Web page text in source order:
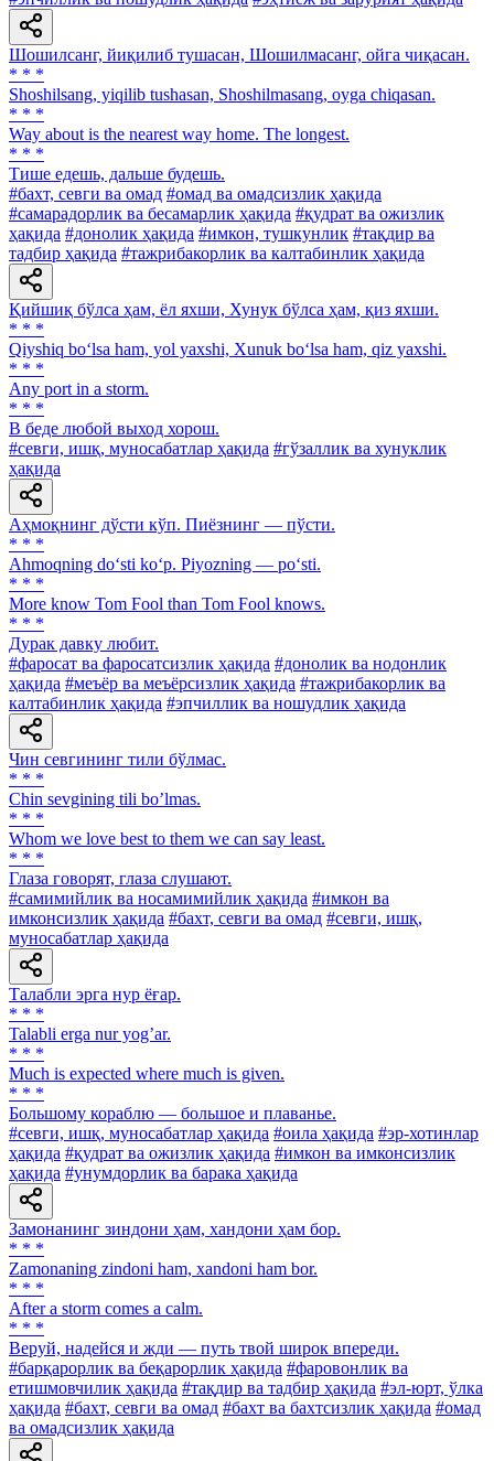
Шошилсанг, йиқилиб тушасан, Шошилмасанг, ойга чиқасан.
* * *
Shoshilsang, yiqilib tushasan, Shoshilmasang, oyga chiqasan.
* * *
Way about is the nearest way home. The longest.
* * *
Тише едешь, дальше будешь.
#бахт, севги ва омад #омад ва омадсизлик ҳақида
#самарадорлик ва бесамарлик ҳақида #қудрат ва ожизлик
ҳақида #донолик ҳақида #имкон, тушкунлик #тақдир ва
тадбир ҳақида #тажрибакорлик ва калтабинлик ҳақида
Қийшиқ бўлса ҳам, ёл яхши, Хунук бўлса ҳам, қиз яхши.
* * *
Qiyshiq bo‘lsa ham, yol yaxshi, Xunuk bo‘lsa ham, qiz yaxshi.
* * *
Any port in a storm.
* * *
В беде любой выход хорош.
#севги, ишқ, муносабатлар ҳақида #гўзаллик ва хунуклик
ҳақида
Аҳмоқнинг дўсти кўп. Пиёзнинг — пўсти.
* * *
Ahmoqning do‘sti ko‘p. Piyozning — po‘sti.
* * *
More know Tom Fool than Тоm Fool knows.
* * *
Дурак давку любит.
#фаросат ва фаросатсизлик ҳақида #донолик ва нодонлик
ҳақида #меъёр ва меъёрсизлик ҳақида #тажрибакорлик ва
калтабинлик ҳақида #эпчиллик ва ношудлик ҳақида
Чин севгининг тили бўлмас.
* * *
Chin sevgining tili boʼlmas.
* * *
Whom we love best to them we can say least.
* * *
Глаза говорят, глаза слушают.
#самимийлик ва носамимийлик ҳақида #имкон ва
имконсизлик ҳақида #бахт, севги ва омад #севги, ишқ,
муносабатлар ҳақида
Талабли эрга нур ёғар.
* * *
Talabli erga nur yogʼar.
* * *
Much is expected where much is given.
* * *
Большому кораблю — большое и плаванье.
#севги, ишқ, муносабатлар ҳақида #оила ҳақида #эр-хотинлар
ҳақида #қудрат ва ожизлик ҳақида #имкон ва имконсизлик
ҳақида #унумдорлик ва барака ҳақида
Замонанинг зиндони ҳам, хандони ҳам бор.
* * *
Zamonaning zindoni ham, xandoni ham bor.
* * *
After a storm comes a calm.
* * *
Веруй, надейся и жди — путь твой широк впереди.
#барқарорлик ва беқарорлик ҳақида #фаровонлик ва
етишмовчилик ҳақида #тақдир ва тадбир ҳақида #эл-юрт, ўлка
ҳақида #бахт, севги ва омад #бахт ва бахтсизлик ҳақида #омад
ва омадсизлик ҳақида